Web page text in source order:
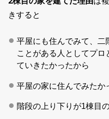
きすると
平屋にも住んでみて、二
ことがある人としてプ
ていきたかったから
平屋の家に住んでみたか
階段の上り下りが1棟目